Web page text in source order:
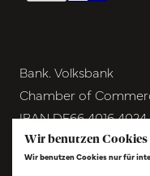
Bank. Volksbank
Chamber of
IBAN DE66 4016
BIC GENODEM1GRN
VAT NL854291040B01
Wir benutzen Cookies
Wir benutzen Cookies nur für